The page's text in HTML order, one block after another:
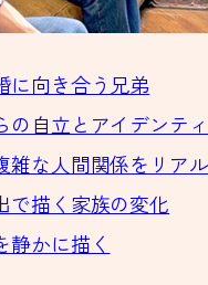
に向き合う兄弟
の自立とアイデンテ
雑な人間関係をリア
で描く家族の変化
静かに描く